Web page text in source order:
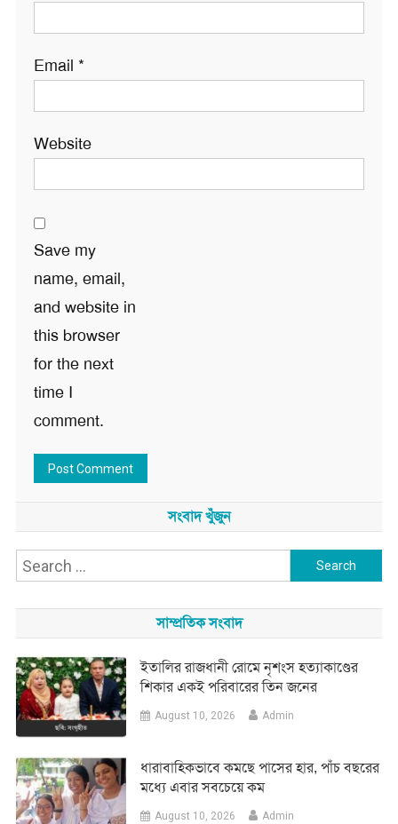
Email *
Website
Save my
name, email,
and website in
this browser
for the next
time I
comment.
সংবাদ খুঁজুন
Search
সাম্প্রতিক সংবাদ
ইতালির রাজধানী রোমে নৃশংস হত্যাকাণ্ডের
শিকার একই পরিবারের তিন জনের
August 10, 2026 Admin
ধারাবাহিকভাবে কমছে পাসের হার, পাঁচ বছরের
মধ্যে এবার সবচেয়ে কম
August 10, 2026 Admin